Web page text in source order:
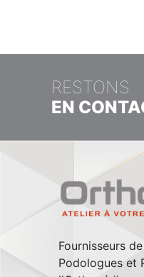
RESTONS
EN
Fournisseurs
Podologues et